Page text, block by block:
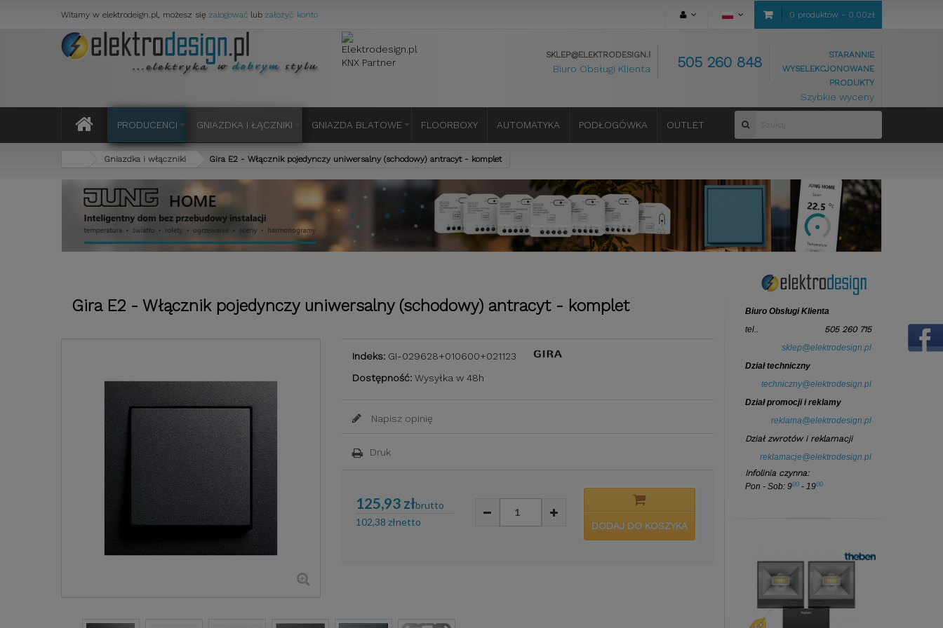
0 produktów - 0.00zł
Witamy w elektrodeign.pl, możesz się zalogować lub założyć konto
STARANNIE
WYSELEKCJONOWANE
PRODUKTY
Szybkie wyceny
505 260 848
SKLEP@ELEKTRODESIGN.PL
Biuro Obsługi Klienta
PRODUCENCI GNIAZDKA I ŁĄCZNIKI GNIAZDA BLATOWE FLOORBOXY AUTOMATYKA PODŁOGÓWKA OUTLET
Gniazdka i włączniki Gira E2 - Włącznik pojedynczy uniwersalny (schodowy) antracyt - komplet
Gira E2 - Włącznik pojedynczy uniwersalny (schodowy) antracyt - komplet
Indeks: GI-029628+010600+021123
Dostępność: Wysyłka w 48h
Napisz opinię
Druk
125,93 złbrutto
102,38 złnetto DODAJ DO KOSZYKA
Biuro Obsługi Klienta
tel..
505 260 715
sklep@elektrodesign.pl
Dział techniczny
techniczny@elektrodesign.pl
Dział promocji i reklamy
reklama@elektrodesign.pl
Dział zwrotów i reklamacji
reklamacje@elektrodesign.pl
Infolinia czynna:
Pon - Sob: 900 - 1900